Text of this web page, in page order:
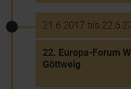
21.6.2017 bis
22. Europa-Forum
Göttweig